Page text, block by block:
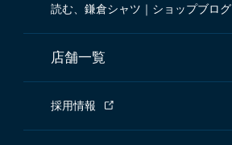
読む、鎌倉シャツ｜ショップブログ
店舗一覧
採用情報